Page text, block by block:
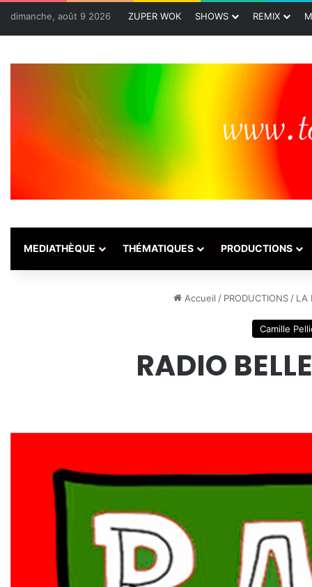
dimanche, août 9 2026 ZUPER WOK SHOWS REMIX
MEDIATHÈQUE THÉMATIQUES PRODUCTIONS
Accueil / PRODUCTIONS / LA
Camille
RADIO